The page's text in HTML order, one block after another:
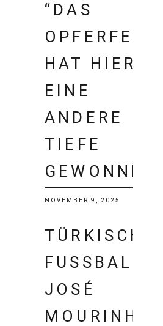
“DAS
OPFERFEST
HAT HIER
EINE
ANDERE
TIEFE
NOVEMBER 9, 2025
FUSSBALL: J
OSÉ M
OURINHO S